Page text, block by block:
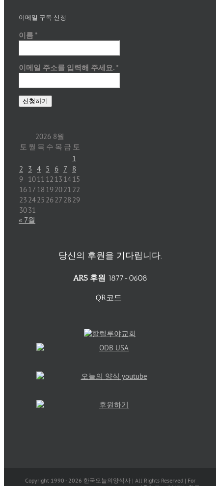
이메일 구독 신청
이름 *
이메일 주소를 입력해 주세요. *
2026 8월
토 월 목 수 목 금 토
1
2
3 4 5 6 7
8
9
1011 12 13 1415
1617 18 19 2021 22
23 2425 2627 28 29
3031
« 7월
당신의 후원을 기다립니다.
ARS 후원 1877-0608
QR코드
Copyright 1990 - 2026 한국오늘의양식사 | All Rights Reserved | For